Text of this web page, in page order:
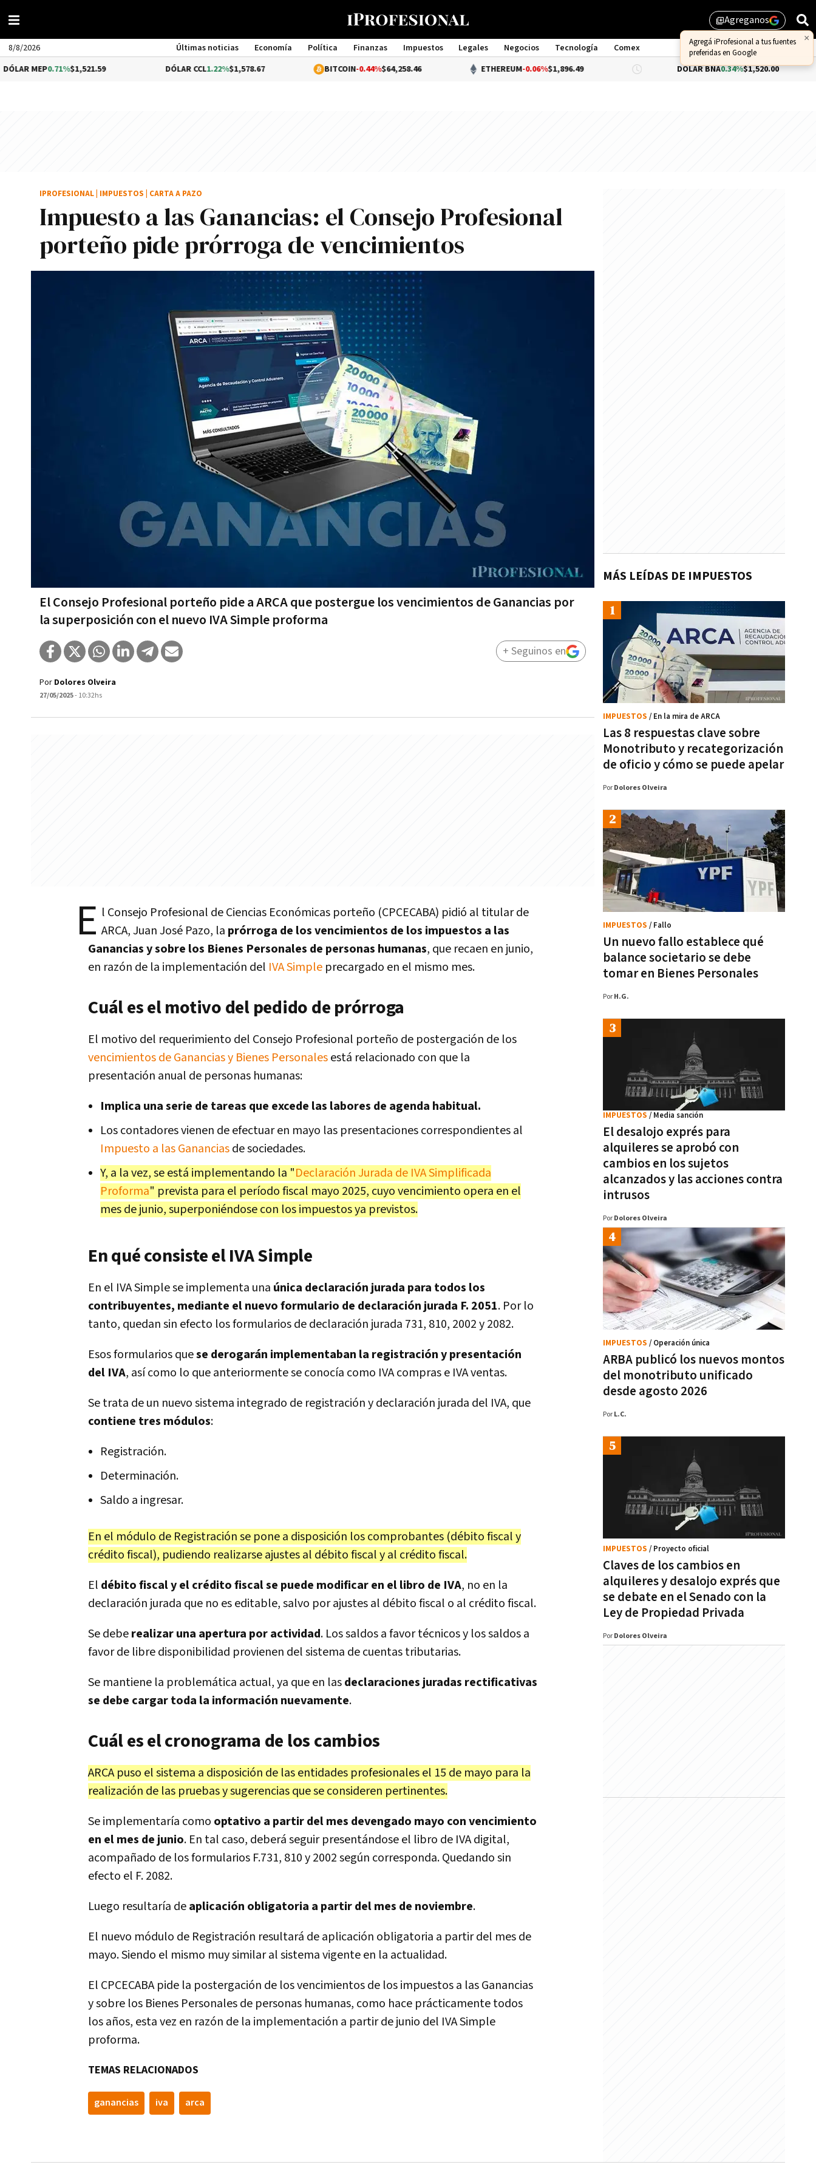
library_addAgreganos
×
Agregá iProfesional a tus fuentes
preferidas en Google
8/8/2026 Últimas noticias Economía Política Finanzas Impuestos Legales Negocios Tecnología
Comex
Management
0.71% $1,521.59 DÓLAR CCL1.22%$1,578.67 BITCOIN-0.44%$64,258.46 ETHEREUM-0.06%$1,896.49 DÓLAR BNA0.34%$1,520.00
Impuesto a las Ganancias: el Consejo Profesional
porteño pide prórroga de vencimientos
El Consejo Profesional porteño pide a ARCA que postergue los vencimientos de Ganancias por
la superposición con el nuevo IVA Simple proforma
IPROFESIONAL IMPUESTOS CARTA A PAZO
Por Dolores Olveira
27/05/2025- 10:32hs
+ Seguinos en
E l Consejo Profesional de Ciencias Económicas porteño (CPCECABA) pidió al titular de
ARCA, Juan José Pazo, la prórroga de los vencimientos de los impuestos a las
Ganancias y sobre los Bienes Personales de personas humanas, que recaen en junio,
en razón de la implementación del IVA Simple precargado en el mismo mes.
Cuál es el motivo del pedido de prórroga
El motivo del requerimiento del Consejo Profesional porteño de postergación de los
vencimientos de Ganancias y Bienes Personalesestá relacionado con que la
presentación anual de personas humanas:
Implica una serie de tareas que excede las labores de agenda habitual.
Los contadores vienen de efectuar en mayo las presentaciones correspondientes al
Impuesto a las Gananciasde sociedades.
Y, a la vez, se está implementando la "Declaración Jurada de IVA Simplificada
Proforma" prevista para el período fiscal mayo 2025, cuyo vencimiento opera en el
mes de junio, superponiéndose con los impuestos ya previstos.
En qué consiste el IVA Simple
En el IVA Simple se implementa una única declaración jurada para todos los
contribuyentes, mediante el nuevo formulario de declaración jurada F. 2051. Por lo
tanto, quedan sin efecto los formularios de declaración jurada 731, 810, 2002 y 2082.
Esos formularios quese derogarán implementaban la registración y presentación
del IVA, así como lo que anteriormente se conocía como IVA compras e IVA ventas.
Se trata de un nuevo sistema integrado de registración y declaración jurada del IVA, que
contiene tres módulos:
Registración.
Determinación.
Saldo a ingresar.
En el módulo de Registración se pone a disposición los comprobantes (débito fiscal y
crédito fiscal), pudiendo realizarse ajustes al débito fiscal y al crédito fiscal.
El débito fiscal y el crédito fiscal se puede modificar en el libro de IVA, no en la
declaración jurada que no es editable, salvo por ajustes al débito fiscal o al crédito fiscal.
Se deberealizar una apertura por actividad. Los saldos a favor técnicos y los saldos a
favor de libre disponibilidad provienen del sistema de cuentas tributarias.
Se mantiene la problemática actual, ya que en lasdeclaraciones juradas rectificativas
se debe cargar toda la información nuevamente.
Cuál es el cronograma de los cambios
ARCA puso el sistema a disposición de las entidades profesionales el 15 de mayo para la
realización de las pruebas y sugerencias que se consideren pertinentes.
Se implementaría como optativo a partir del mes devengado mayo con vencimiento
en el mes de junio. En tal caso, deberá seguir presentándose el libro de IVA digital,
acompañado de los formularios F.731, 810 y 2002 según corresponda. Quedando sin
efecto el F. 2082.
Luego resultaría deaplicación obligatoria a partir del mes de noviembre.
El nuevo módulo de Registración resultará de aplicación obligatoria a partir del mes de
mayo. Siendo el mismo muy similar al sistema vigente en la actualidad.
El CPCECABA pide la postergación de los vencimientos de los impuestos a las Ganancias
y sobre los Bienes Personales de personas humanas, como hace prácticamente todos
los años, esta vez en razón de la implementación a partir de junio del IVA Simple
proforma.
TEMAS RELACIONADOS
ganancias iva arca
MÁS LEÍDAS DE IMPUESTOS
Las 8 respuestas clave sobre
Monotributo y recategorización
de oficio y cómo se puede apelar
IMPUESTOS / En la mira de ARCA
Por Dolores Olveira
Un nuevo fallo establece qué
balance societario se debe
tomar en Bienes Personales
IMPUESTOS / Fallo
Por H.G.
El desalojo exprés para
alquileres se aprobó con
cambios en los sujetos
alcanzados y las acciones contra
intrusos
IMPUESTOS / Media sanción
Por Dolores Olveira
ARBA publicó los nuevos montos
del monotributo unificado
desde agosto 2026
IMPUESTOS / Operación única
Por L.C.
Claves de los cambios en
alquileres y desalojo exprés que
se debate en el Senado con la
Ley de Propiedad Privada
IMPUESTOS / Proyecto oficial
Por Dolores Olveira